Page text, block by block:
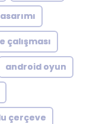
çalışması
android oyun
çerçeve